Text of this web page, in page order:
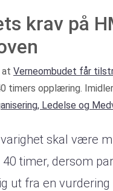
krav på
at Verneombudet får
timers opplæring.
Ledelse og
skal være
timer, dersom
ut fra en